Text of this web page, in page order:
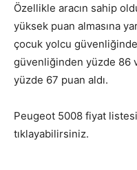
Özellikle aracın sahip
yüksek puan almasına
çocuk yolcu
güvenliğinden yüzde 86
yüzde 67 puan aldı.
Peugeot 5008 fiyat
tıklayabilirsiniz.